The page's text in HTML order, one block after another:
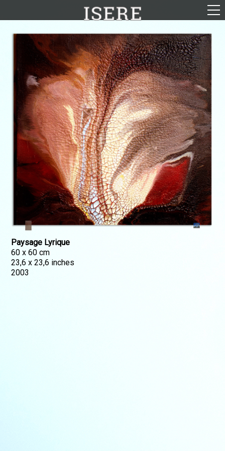
English (US)
Français
Portrait
Parcours
Galerie
Photomontages
Contact
Téléchargements
Paysage Lyrique
60 x 60 cm
23,6 x 23,6 inches
2003